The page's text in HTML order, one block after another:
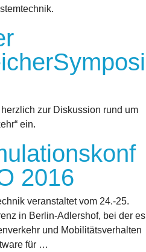
zur Diskussion rund um
ein.
2016
veranstaltet vom 24.-25.
in Berlin-Adlershof, bei der es
und Mobilitätsverhalten
für …